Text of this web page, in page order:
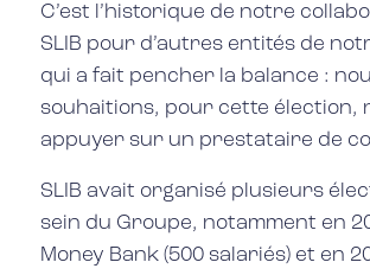
C’est l’historique de notre
SLIB pour d’autres entités de
qui a fait pencher la balance :
souhaitions, pour cette élection,
appuyer sur un prestataire de
SLIB avait organisé plusieurs
sein du Groupe, notamment en
Money Bank (500 salariés) et en